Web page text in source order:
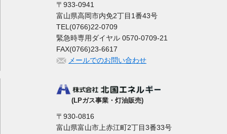
〒933-0941
富山県高岡市内免2丁目1番43号
TEL(0766)22-0709
緊急時専用ダイヤル 0570-0709-21
FAX(0766)23-6617
メールでのお問い合わせ
(LPガス事業・灯油販売)
〒930-0816
富山県富山市上赤江町2丁目3番33号